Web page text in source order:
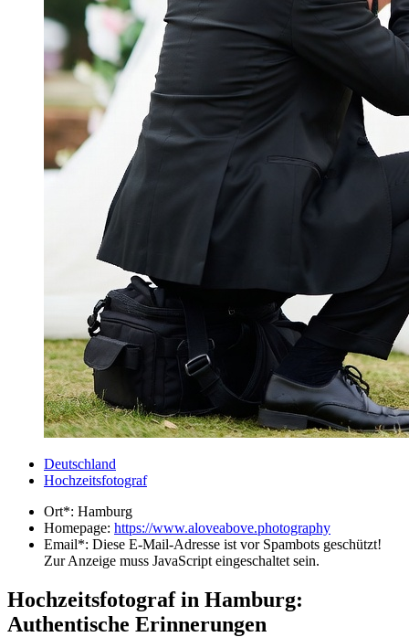
Deutschland
Hochzeitsfotograf
Ort*: Hamburg
Homepage: https://www.aloveabove.photography
Email*: Diese E-Mail-Adresse ist vor Spambots geschützt!
Zur Anzeige muss JavaScript eingeschaltet sein.
Hochzeitsfotograf in Hamburg:
Authentische Erinnerungen